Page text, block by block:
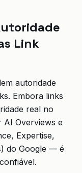
Link
autoridade
Embora links
real no
Overviews e
Expertise,
do Google — é